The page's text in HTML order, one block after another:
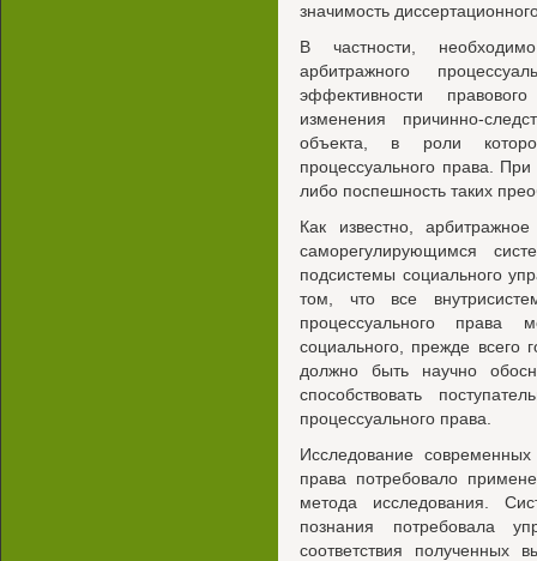
значимость
В частности,
арбитражного
эффективности
изменения причинно-
объекта, в роли
процессуального права.
либо поспешность таких
Как известно,
саморегулирующимся
подсистемы социального
том, что все
процессуального права
социального, прежде всего
должно быть научно
способствовать
процессуального права.
Исследование
права потребовало
метода исследования.
познания потребовала
соответствия полученных